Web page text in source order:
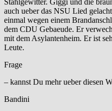
auch ueber das NSU Lied
einmal wegen einem
dem CDU Gebaeude. Er
mit dem Asylantenheim. Er ist
Leute.
Frage
– kannst Du mehr ueber diesen
Bandini